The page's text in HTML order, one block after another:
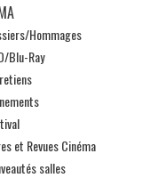
Hommages
Blu-Ray
et Revues Cinéma
salles